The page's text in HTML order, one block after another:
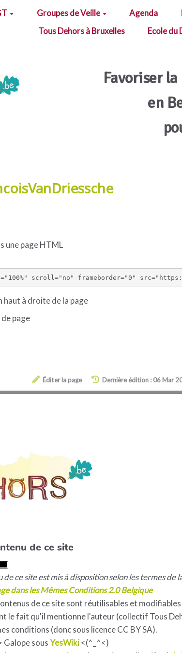
Groupes de Veille Agenda
Tous Dehors à Bruxelles
Ecole du
Favoriser
en
une page HTML
à droite de la page
page
Éditer la page Dernière édition : 06 Mar
de ce site
ce site est mis à disposition selon les termes de
dans les Mêmes Conditions 2.0 Belgique
de ce site sont réutilisables et
le fait qu'il mentionne l'auteur (collectif Tous
conditions (donc sous licence CC BY SA).
Galope sousYesWiki<(^_^<)